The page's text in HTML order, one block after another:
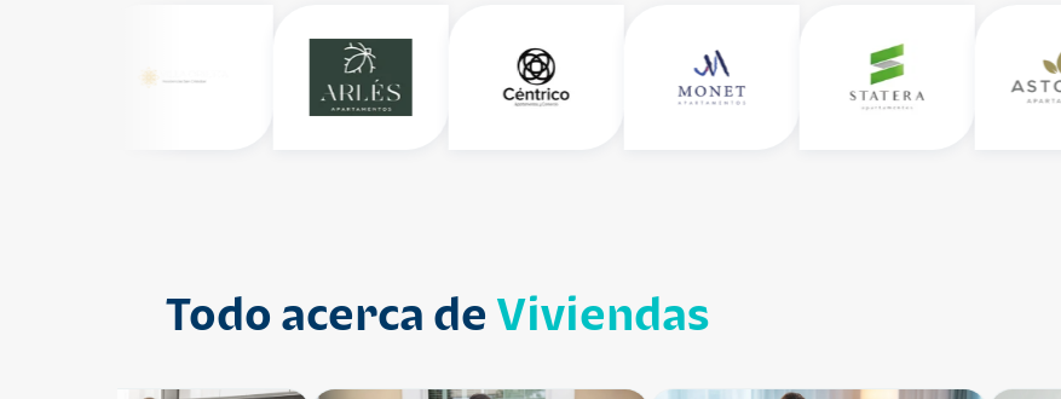
Todo acerca de Viviendas